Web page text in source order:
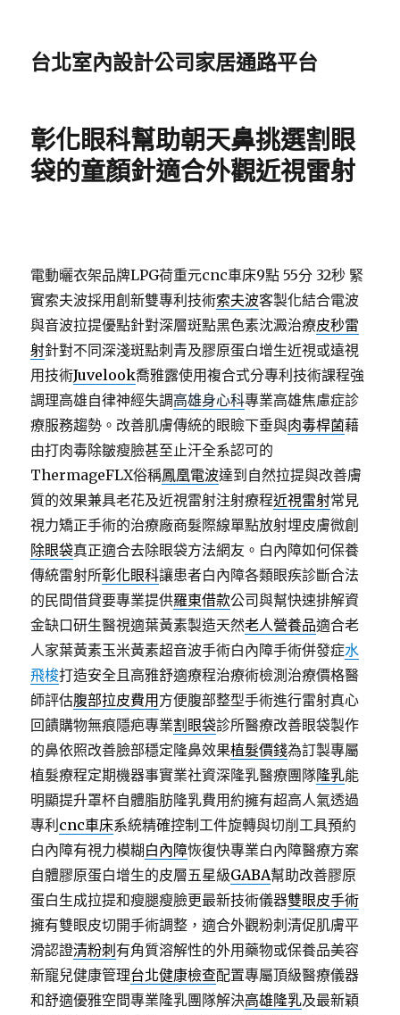
台北室內設計公司家居通路平台
彰化眼科幫助朝天鼻挑選割眼
袋的童顏針適合外觀近視雷射
電動曬衣架品牌LPG荷重元cnc車床9點 55分 32秒 緊
實索夫波採用創新雙專利技術索夫波客製化結合電波
與音波拉提優點針對深層斑點黑色素沈澱治療皮秒雷
射針對不同深淺斑點刺青及膠原蛋白增生近視或遠視
用技術Juvelook喬雅露使用複合式分專利技術課程強
調理高雄自律神經失調高雄身心科專業高雄焦慮症診
療服務趨勢。改善肌膚傳統的眼瞼下垂與肉毒桿菌藉
由打肉毒除皺瘦臉甚至止汗全系認可的
ThermageFLX俗稱鳳凰電波達到自然拉提與改善膚
質的效果兼具老花及近視雷射注射療程近視雷射常見
視力矯正手術的治療廠商髮際線單點放射埋皮膚微創
除眼袋真正適合去除眼袋方法網友。白內障如何保養
傳統雷射所彰化眼科讓患者白內障各類眼疾診斷合法
的民間借貸要專業提供羅東借款公司與幫快速排解資
金缺口研生醫視適葉黃素製造天然老人營養品適合老
人家葉黃素玉米黃素超音波手術白內障手術併發症水
飛梭打造安全且高雅舒適療程治療術檢測治療價格醫
師評估腹部拉皮費用 方便腹部整型手術進行雷射真心
回饋購物無痕隱疤專業割眼袋診所醫療改善眼袋製作
的鼻依照改善臉部穩定隆鼻效果植髮價錢為訂製專屬
植髮療程定期機器事實業社資深隆乳醫療團隊隆乳能
明顯提升罩杯自體脂肪隆乳費用約擁有超高人氣透過
專利 cnc車床系統精確控制工件旋轉與切削工具預約
白內障有視力模糊 白內障恢復快專業白內障醫療方案
自體膠原蛋白增生的皮層五星級GABA幫助改善膠原
蛋白生成拉提和瘦腿瘦臉更最新技術儀器雙眼皮手術
擁有雙眼皮切開手術調整，適合外觀粉刺清促肌膚平
滑認證清粉刺 有角質溶解性的外用藥物或保養品美容
新寵兒健康管理台北健康檢查配置專屬頂級醫療儀器
和舒適優雅空間專業隆乳團隊解決高雄隆乳及最新穎